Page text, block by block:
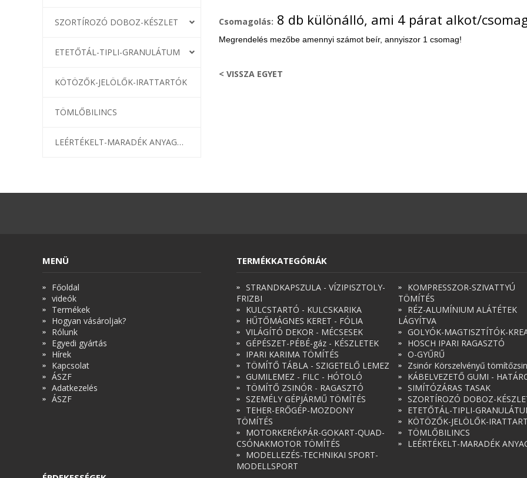
SZORTÍROZÓ DOBOZ-KÉSZLET
ETETŐTÁL-TIPLI-GRANULÁTUM
KÖTÖZŐK-JELÖLŐK-IRATTARTÓK
TÖMLŐBILINCS
LEÉRTÉKELT-MARADÉK ANYAGOK
Csomagolás: 8 db különálló, ami 4 párat alkot/
Megrendelés mezőbe amennyi számot beír, annyiszor 1 csomag!
< VISSZA EGYET
MENÜ
Főoldal
videók
Termékek
Hogyan vásároljak?
Rólunk
Egyedi gyártás
Hírek
Kapcsolat
ÁSZF
Adatkezelés
ÁSZF
TERMÉKKATEGÓRIÁK
STRANDKAPSZULA - VÍZIPISZTOLY-
FRIZBI
KULCSTARTÓ - KULCSKARIKA
HŰTŐMÁGNES KERET - FÓLIA
VILÁGÍTÓ DEKOR - MÉCSESEK
GÉPÉSZET-PÉBÉ-gáz - KÉSZLETEK
IPARI KARIMA TÖMÍTÉS
TÖMÍTŐ TÁBLA - SZIGETELŐ LEMEZ
GUMILEMEZ - FILC - HÓTOLÓ
TÖMÍTŐ ZSINÓR - RAGASZTÓ
SZEMÉLY GÉPJÁRMŰ TÖMÍTÉS
TEHER-ERŐGÉP-MOZDONY
TÖMÍTÉS
MOTORKERÉKPÁR-GOKART-QUAD-
CSÓNAKMOTOR TÖMÍTÉS
MODELLEZÉS-TECHNIKAI SPORT-
MODELLSPORT
KOMPRESSZOR-SZIVATTYÚ
TÖMÍTÉS
RÉZ-ALUMÍNIUM ALÁTÉTEK
LÁGYÍTVA
GOLYÓK-MAGTISZTÍTÓK-
HOSCH IPARI RAGASZTÓ
O-GYŰRŰ
Zsinór Körszelvényű
KÁBELVEZETŐ GUMI -
SIMÍTÓZÁRAS TASAK
SZORTÍROZÓ DOBOZ-
ETETŐTÁL-TIPLI-
KÖTÖZŐK-JELÖLŐK-
TÖMLŐBILINCS
LEÉRTÉKELT-MARADÉK